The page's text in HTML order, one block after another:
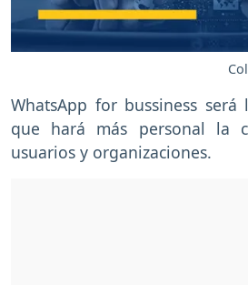
WhatsApp for bussiness será
que hará más personal la
usuarios y organizaciones.